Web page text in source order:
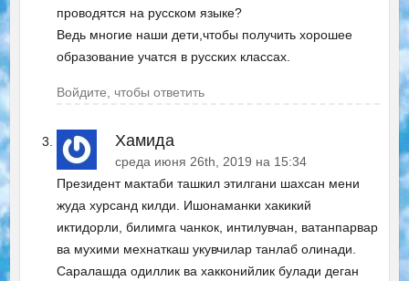
проводятся на русском языке?
Ведь многие наши дети,чтобы получить хорошее
образование учатся в русских классах.
Войдите, чтобы ответить
Хамида
среда июня 26th, 2019 на 15:34
Президент мактаби ташкил этилгани шахсан мени
жуда хурсанд килди. Ишонаманки хакикий
иктидорли, билимга чанкок, интилувчан, ватанпарвар
ва мухими мехнаткаш укувчилар танлаб олинади.
Саралашда одиллик ва хакконийлик булади деган